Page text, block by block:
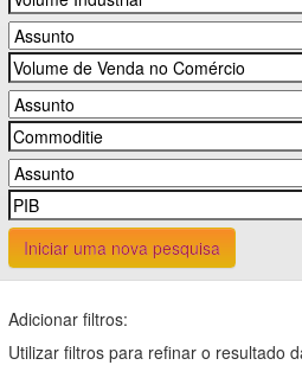
Iniciar uma nova pesquisa
Adicionar filtros:
Utilizar filtros para refinar o resultado